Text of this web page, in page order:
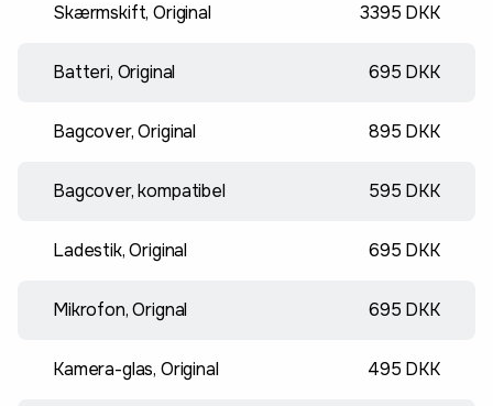
Skærmskift, Original 3395 DKK
Batteri, Original 695 DKK
Bagcover, Original 895 DKK
Bagcover, kompatibel 595 DKK
Ladestik, Original 695 DKK
Mikrofon, Orignal 695 DKK
Kamera-glas, Original 495 DKK